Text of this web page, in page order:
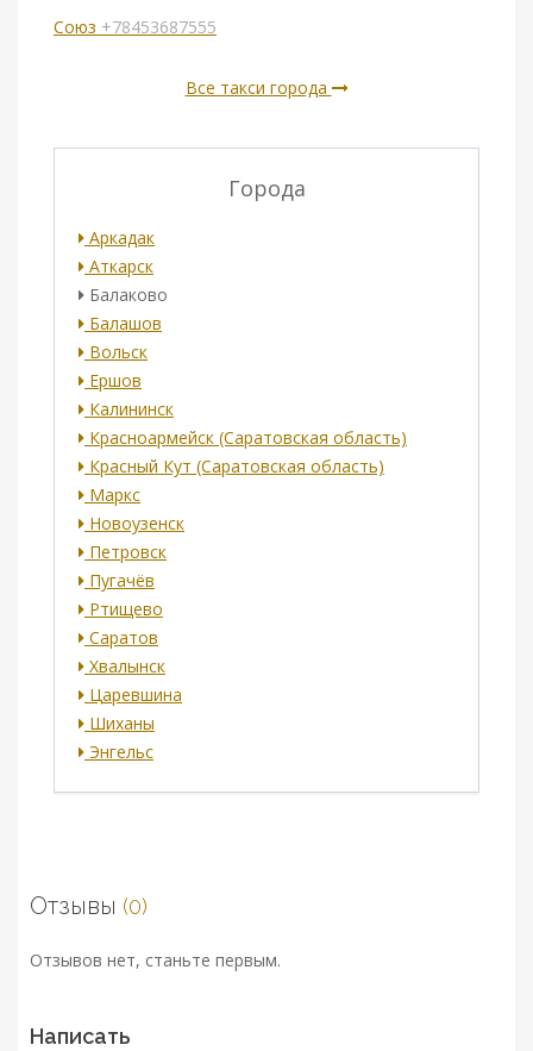
Союз +78453687555
Все такси города
Города
Аркадак
Аткарск
Балаково
Балашов
Вольск
Ершов
Калининск
Красноармейск (Саратовская область)
Красный Кут (Саратовская область)
Маркс
Новоузенск
Петровск
Пугачёв
Ртищево
Саратов
Хвалынск
Царевшина
Шиханы
Энгельс
Отзывы (0)
Отзывов нет, станьте первым.
Написать